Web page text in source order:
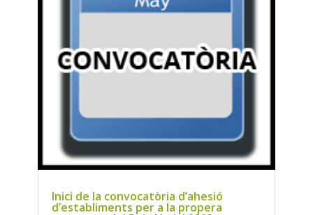
Inici de la convocatòria d’ahesió
d’establiments per a la propera